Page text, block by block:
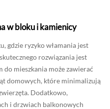
w bloku i kamienicy
gdzie ryzyko włamania jest
rozwiązania jest
do mieszkania może zawierać
domowych, które minimalizują
Dodatkowo,
i drzwiach balkonowych